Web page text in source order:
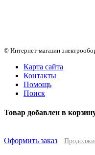
© Интернет-магазин
Карта сайта
Контакты
Помощь
Поиск
Товар добавлен в
Оформить заказ